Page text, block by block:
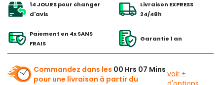
14 JOURS pour changer
d'avis
Livraison EXPRESS
24/48h
Paiement en 4x SANS
FRAIS
Garantie 1 an
Commandez dans les 00 Hrs 07 Mins
pour une livraison à partir du
voir +